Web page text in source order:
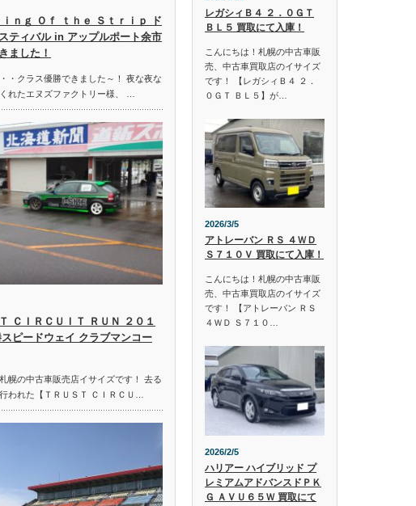
ｉｎｇ Ｏｆ ｔｈｅ Ｓｔｒｉｐ ド
ティバル in アップルポート余市
ました！
・クラス優勝できました～！ 夜な夜な
れたエヌズファクトリー様、 …
ＣＩＲＣＵＩＴ ＲＵＮ ２０１
スピードウェイ クラブマンコー
幌の中古車販売店イサイズです！ 去る
われた【ＴＲＵＳＴ ＣＩＲＣＵ…
レガシィＢ４ ２．０ＧＴ
ＢＬ５ 買取にて入庫！
こんにちは！札幌の中古車販
売、中古車買取店のイサイズ
です！ 【レガシィＢ４ ２．
０ＧＴ ＢＬ５】が…
2026/3/5
アトレーバン ＲＳ ４ＷＤ
Ｓ７１０Ｖ 買取にて入庫！
こんにちは！札幌の中古車販
売、中古車買取店のイサイズ
です！ 【アトレーバン ＲＳ
４ＷＤ Ｓ７１０…
2026/2/5
ハリアー ハイブリッド プ
レミアムアドバンスドＰＫ
Ｇ ＡＶＵ６５Ｗ 買取にて